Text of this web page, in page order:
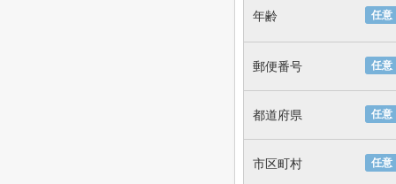
任意
年齢
任意
郵便番号
任意
都道府県
任意
市区町村